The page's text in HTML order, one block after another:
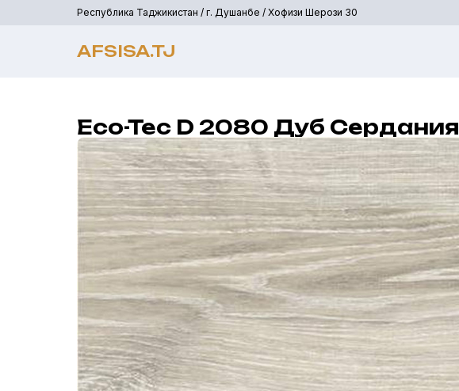
Республика Таджикистан / г. Душанбе / Хофизи Шерози 30
AFSISA.TJ
Eco-Tec D 2080 Дуб Сердания